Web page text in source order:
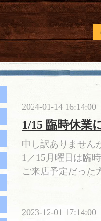
2024-01-14 16:14:00
1/15 臨時休業
申し訳ありません
1／15月曜日は臨
ご来店予定だった
2023-12-01 17:14:00